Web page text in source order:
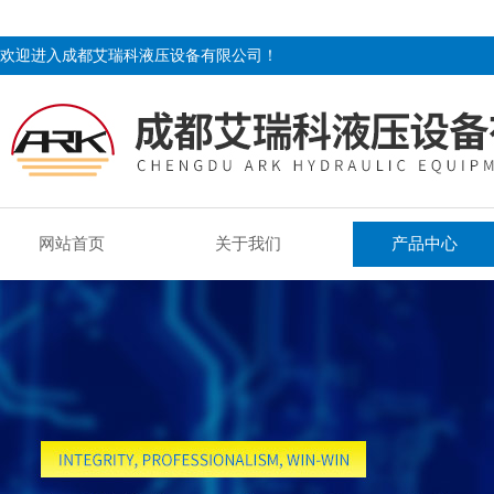
欢迎进入成都艾瑞科液压设备有限公司！
网站首页 关于我们 产品中心